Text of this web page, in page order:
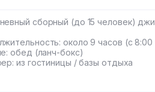
сборный (до 15 человек)
около 9 часов (с 8:00
обед (ланч-бокс)
из гостиницы / базы отдыха